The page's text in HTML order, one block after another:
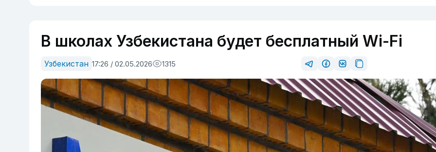
В школах Узбекистана будет бесплатный Wi-Fi
Узбекистан 17:26 / 02.05.2026 1315